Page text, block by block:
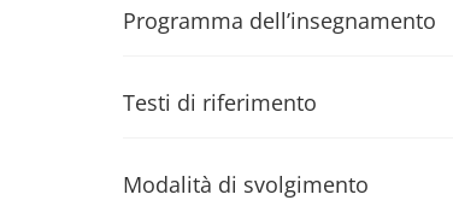
Programma dell’insegnamento
Testi di riferimento
Modalità di svolgimento